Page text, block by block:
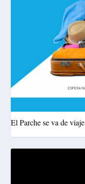
El Parche se va de viaje